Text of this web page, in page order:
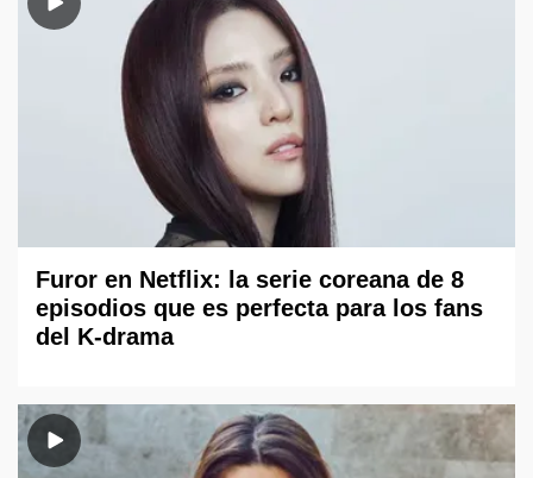
Furor en Netflix: la serie coreana de 8
episodios que es perfecta para los fans
del K-drama